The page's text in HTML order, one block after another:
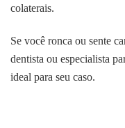
colaterais.
Se você ronca ou sente
dentista ou especialista
ideal para seu caso.